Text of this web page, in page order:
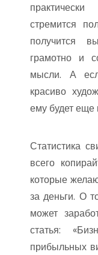
стремится
получится
грамотно и
мысли. А
красиво
ему будет
Статистика
всего
которые
за деньги. О
может
статья:
прибыльных